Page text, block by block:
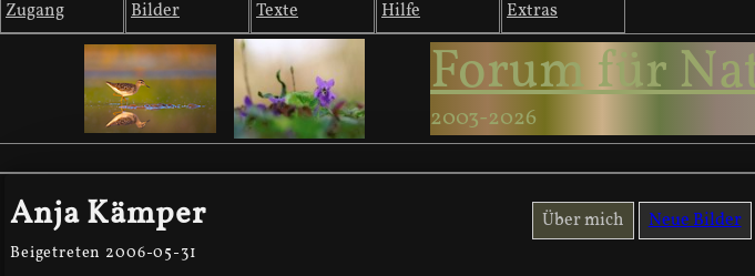
Zugang Bilder Texte Hilfe Extras
Forum für
2003-2026
Anja Kämper
Beigetreten 2006-05-31
Über mich Neue Bilder